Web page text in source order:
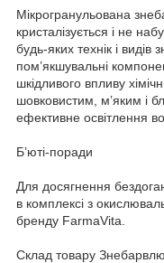
Мікрогранульована
кристалізується і не
будь-яких технік і видів
пом’якшувальні
шкідливого впливу
шовковистим, м’яким і
ефективне освітлення
Б’юті-поради
Для досягнення
в комплексі з
бренду FarmaVita.
Склад товару